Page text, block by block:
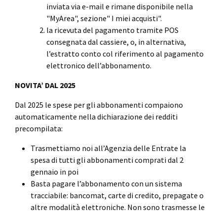
inviata via e-mail e rimane disponibile nella
"MyArea", sezione" I miei acquisti".
la ricevuta del pagamento tramite POS
consegnata dal cassiere, o, in alternativa,
l’estratto conto col riferimento al pagamento
elettronico dell’abbonamento.
NOVITA’ DAL 2025
Dal 2025 le spese per gli abbonamenti compaiono
automaticamente nella dichiarazione dei redditi
precompilata:
Trasmettiamo noi all’Agenzia delle Entrate la
spesa di tutti gli abbonamenti comprati dal 2
gennaio in poi
Basta pagare l’abbonamento con un sistema
tracciabile: bancomat, carte di credito, prepagate o
altre modalità elettroniche. Non sono trasmesse le